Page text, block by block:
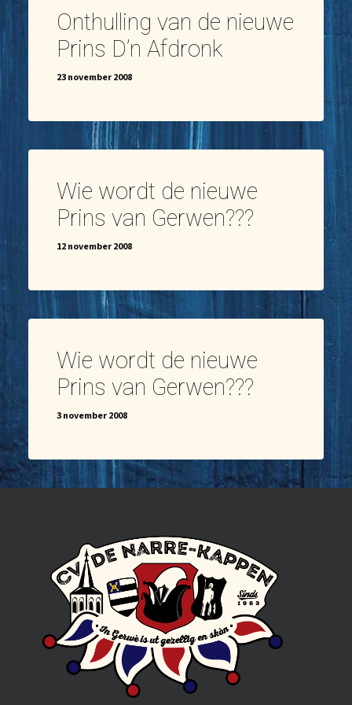
Onthulling van de nieuwe
Prins D’n Afdronk
23 november 2008
Wie wordt de nieuwe
Prins van Gerwen???
12 november 2008
Wie wordt de nieuwe
Prins van Gerwen???
3 november 2008